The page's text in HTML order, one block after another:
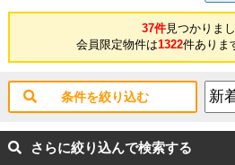
37件見つかりま
会員限定物件は1322件ありま
条件を絞り込む
さらに絞り込んで検索する